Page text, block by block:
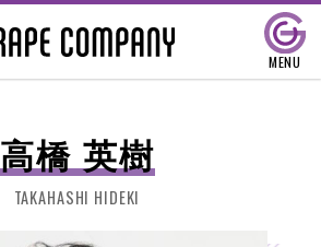
高橋 英樹
TAKAHASHI HIDEKI